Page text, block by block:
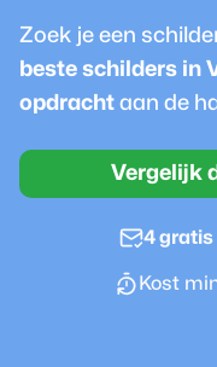
Zoek je een
beste schilders in
opdracht aan de
Vergelijk
4 gratis
Kost